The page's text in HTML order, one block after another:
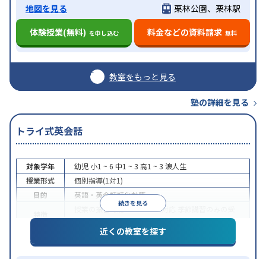
地図を見る
栗林公園、栗林駅
体験授業(無料) を申し込む 料金などの資料請求 無料
教室をもっと見る
塾の詳細を見る
トライ式英会話
続きを見る
対象学年 幼児 小1 ~ 6 中1 ~ 3 高1 ~ 3 浪人生
授業形式
個別指導(1対1)
目的
英語・英会話特化対策
授業の振替可能オンライン対応
講可発達障害の子どもに対応自習室あり
近くの教室を探す